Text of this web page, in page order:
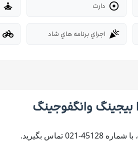
 دارت self_improvement
celebration اجراي برنامه هاي شاد pedal_bike
بیجینگ وانگفوجینگ
تماس بگیرید.